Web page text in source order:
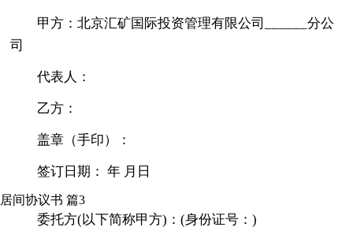
甲方：北京汇矿国际投资管理有限公司______分公
司
代表人：
乙方：
盖章（手印）：
签订日期： 年 月日
居间协议书 篇3
委托方(以下简称甲方)：(身份证号：)